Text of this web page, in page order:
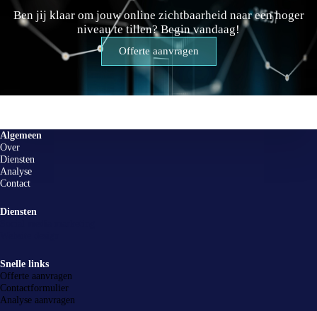
Ben jij klaar om jouw online zichtbaarheid naar een hoger
niveau te tillen? Begin vandaag!
Offerte aanvragen
Algemeen
Over
Diensten
Analyse
Contact
Diensten
Snelle links
Offerte aanvragen
Contactformulier
Analyse aanvragen